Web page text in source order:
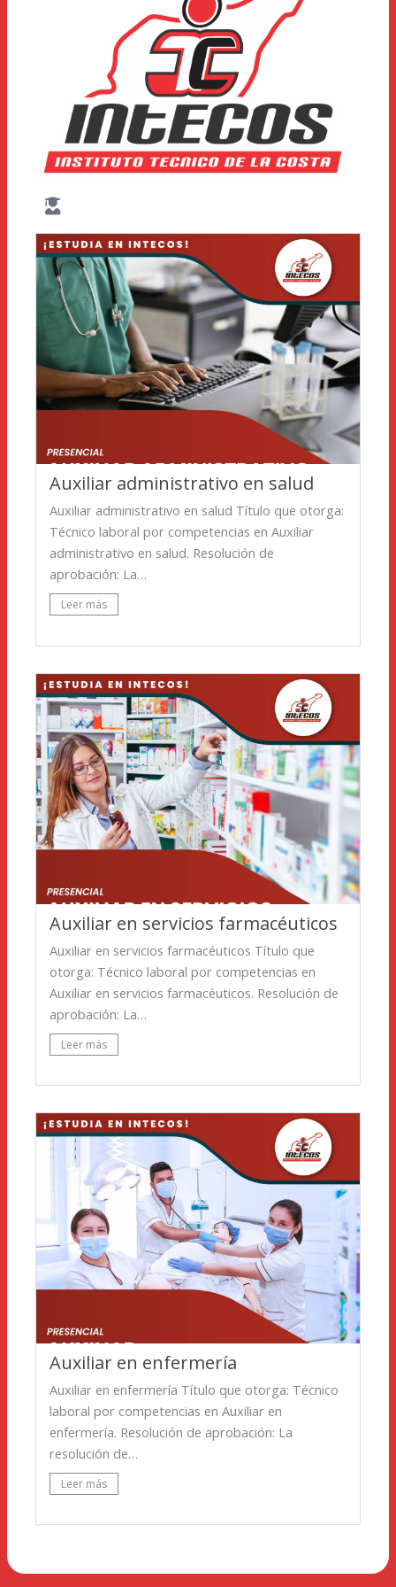
Auxiliar administrativo en salud
Auxiliar administrativo en salud Título que otorga:
Técnico laboral por competencias en Auxiliar
administrativo en salud. Resolución de
aprobación: La…
Leer más
Auxiliar en servicios farmacéuticos
Auxiliar en servicios farmacéuticos Título que
otorga: Técnico laboral por competencias en
Auxiliar en servicios farmacéuticos. Resolución de
aprobación: La…
Leer más
Auxiliar en enfermería
Auxiliar en enfermería Título que otorga: Técnico
laboral por competencias en Auxiliar en
enfermería. Resolución de aprobación: La
resolución de…
Leer más